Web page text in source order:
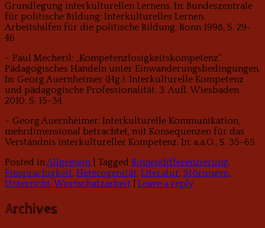
Grundlegung interkulturellen Lernens. In: Bundeszentrale
für politische Bildung: Interkulturelles Lernen.
Arbeitshilfen für die politische Bildung. Bonn 1998, S. 29-
46
– Paul Mecheril: „Kompetenzlosigkeitskompetenz“.
Pädagogisches Handeln unter Einwanderungsbedingungen.
In: Georg Auernheimer (Hg.): Interkulturelle Kompetenz
und pädagogische Professionalität. 3. Aufl. Wiesbaden
2010, S. 15-34
– Georg Auernheimer: Interkulturelle Kommunikation,
mehrdimensional betrachtet, mit Konsequenzen für das
Verständnis interkultureller Kompetenz. In: a.a.O., S. 35-65
Posted inAllgemein Tagged Binnendifferenzierung,
Einsprachigkeit, Heterogenität, Literatur, Störungen,
Unterricht,Wortschatzarbeit Leave a reply
Archives